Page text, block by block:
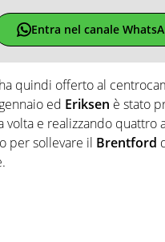
Entra nel canale
ha quindi offerto al
ed Eriksen è stato
volta e realizzando quattro
per sollevare il Brentford